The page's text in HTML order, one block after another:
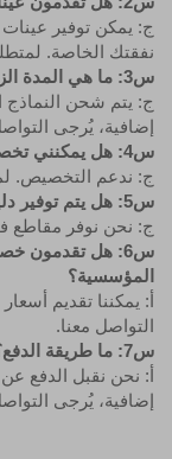
ج: يمكن توفير
نفقتك الخاصة.
س3: ما هي المدة الزمنية اللازمة للطلبات القياسية والمخصصة؟
إضافية، يُرجى
س4: هل يمكنني تخصيص الأحجام أو الألوان أو التشطيبات؟
ج: ندعم التخصيص.
س5: هل يتم توفير دليل تركيب أو أدوات؟
ج: نحن نوفر مقاطع
س6: هل تقدمون
المؤسسية؟
أ: يمكننا تقديم
التواصل معنا.
س7: ما طريقة الدفع؟
إضافية، يُرجى